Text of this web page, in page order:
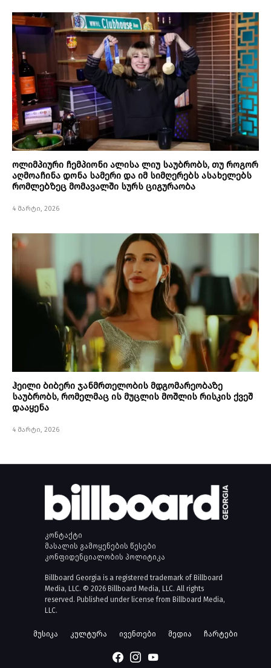
ოლიმპიური ჩემპიონი ალისა ლიუ საუბრობს, თუ როგორ
აღმოაჩინა დონა სამერი და იმ სიმღერებს ასახელებს
რომლებზეც მომავალში სურს ციგურაობა
4 მარტი, 2026
ჰეილი ბიბერი ჯანმრთელობის მდგომარეობაზე
საუბრობს, რომელმაც ის მუცლის მოშლის რისკის ქვეშ
დააყენა
4 მარტი, 2026
კონტაქტი
მასალის გამოყენების წესები
კონფიდენციალობის პოლიტიკა
Billboard Georgia is a registered trademark of Billboard
Media, LLC. © 2026 Billboard Media, LLC. All rights
reserved. Published under license from Billboard Media,
LLC.
მუსიკა კულტურა ივენთები მედია ჩარტები